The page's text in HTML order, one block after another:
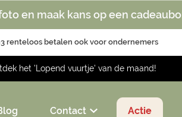
en maak kans op een
renteloos betalen ook voor ondernemers
het 'Lopend vuurtje' van de maand!
Contact Actie